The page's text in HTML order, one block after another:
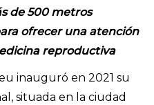
de 500 metros
ofrecer una atención
reproductiva
inauguró en 2021 su
situada en la ciudad